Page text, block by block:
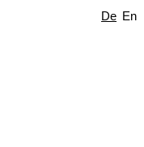
De En